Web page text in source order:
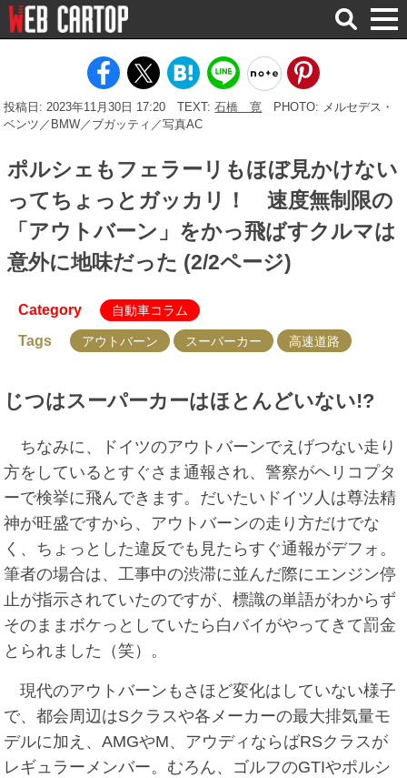
検
索
投稿日: 2023年11月30日 17:20 TEXT:石橋 寛
PHOTO: メルセデス・
ベンツ／BMW／ブガッティ／写真AC
ポルシェもフェラーリもほぼ見かけない
ってちょっとガッカリ！ 速度無制限の
「アウトバーン」をかっ飛ばすクルマは
意外に地味だった (2/2ページ)
Category 自動車コラム
Tags アウトバーン スーパーカー 高速道路
じつはスーパーカーはほとんどいない!?
ちなみに、ドイツのアウトバーンでえげつない走り
方をしているとすぐさま通報され、警察がヘリコプタ
ーで検挙に飛んできます。だいたいドイツ人は尊法精
神が旺盛ですから、アウトバーンの走り方だけでな
く、ちょっとした違反でも見たらすぐ通報がデフォ。
筆者の場合は、工事中の渋滞に並んだ際にエンジン停
止が指示されていたのですが、標識の単語がわからず
そのままボケっとしていたら白バイがやってきて罰金
とられました（笑）。
現代のアウトバーンもさほど変化はしていない様子
で、都会周辺はSクラスや各メーカーの最大排気量モ
デルに加え、AMGやM、アウディならばRSクラスが
レギュラーメンバー。むろん、ゴルフのGTIやポルシ